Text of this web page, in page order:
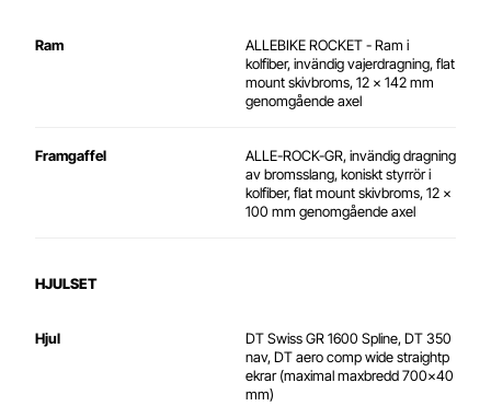
Ram
ALLEBIKE ROCKET - Ram i
kolfiber, invändig vajerdragning, flat
mount skivbroms, 12 x 142 mm
genomgående axel
Framgaffel
ALLE-ROCK-GR, invändig dragning
av bromsslang, koniskt styrrör i
kolfiber, flat mount skivbroms, 12 x
100 mm genomgående axel
HJULSET
Hjul
DT Swiss GR 1600 Spline, DT 350
nav, DT aero comp wide straightp
ekrar (maximal maxbredd 700x40
mm)